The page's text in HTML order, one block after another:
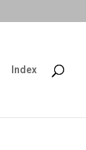
Index